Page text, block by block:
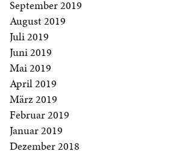
September 2019
August 2019
Juli 2019
Juni 2019
Mai 2019
April 2019
März 2019
Februar 2019
Januar 2019
Dezember 2018